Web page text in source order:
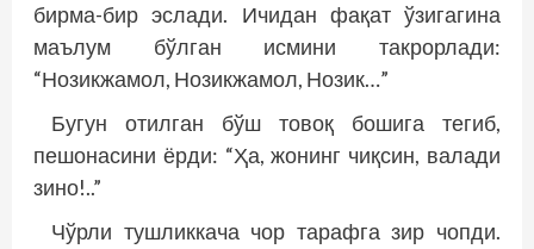
бирма-бир эслади. Ичидан фақат ўзигагина
маълум бўлган исмини такрорлади:
“Нозикжамол, Нозикжамол, Нозик…”
Бугун отилган бўш товоқ бошига тегиб,
пешонасини ёрди: “Ҳа, жонинг чиқсин, валади
зино!..”
Чўрли тушликкача чор тарафга зир чопди.